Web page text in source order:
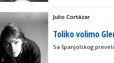
Julio Cortázar
Toliko volimo
Sa španjolskog